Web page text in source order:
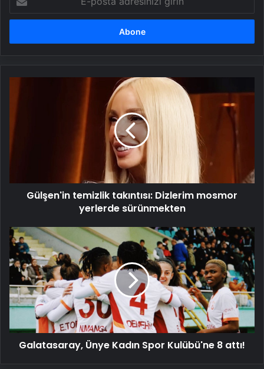
posta
adresinizi
Gülşen'in temizlik takıntısı: Dizlerim mosmor
yerlerde sürünmekten
Galatasaray,
Ünye
Kadın
Spor
Kulübü'ne
8
attı!
Galatasaray, Ünye Kadın Spor Kulübü'ne 8 attı!